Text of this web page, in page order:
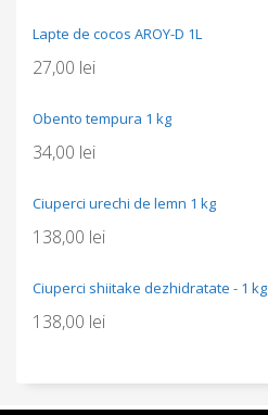
Lapte de cocos AROY-D 1L
27,00 lei
Obento tempura 1 kg
34,00 lei
Ciuperci urechi de lemn 1 kg
138,00 lei
Ciuperci shiitake dezhidratate - 1 kg
138,00 lei